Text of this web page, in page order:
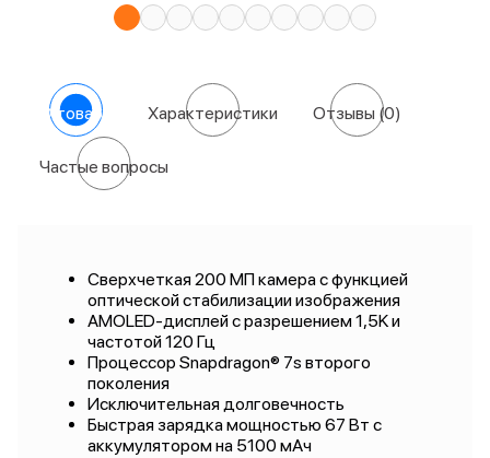
О товаре Характеристики Отзывы (0)
Частые вопросы
Сверхчеткая 200 МП камера с функцией
оптической стабилизации изображения
AMOLED-дисплей с разрешением 1,5K и
частотой 120 Гц
Процессор Snapdragon® 7s второго
поколения
Исключительная долговечность
Быстрая зарядка мощностью 67 Вт с
аккумулятором на 5100 мАч